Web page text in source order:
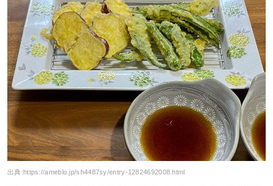
出典: https://ameblo.jp/sh4487sy/entry-12824692008.html